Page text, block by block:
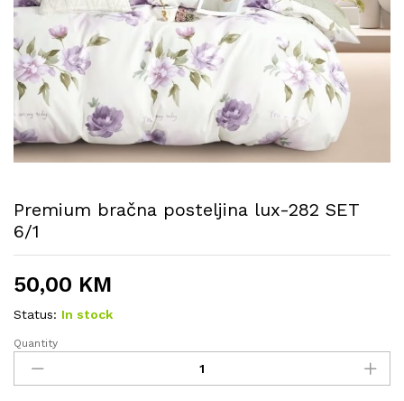
Premium bračna posteljina lux-282 SET
6/1
50,00 KM
Status: In stock
Premium
bračna
posteljina
Quantity